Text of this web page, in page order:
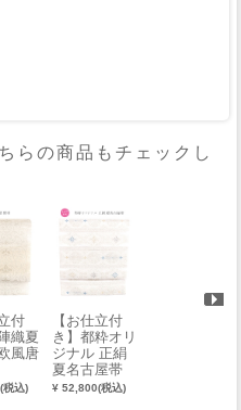
らの商品もチェックし
付
織夏
風唐
税込)
【お仕立付
き】都粋オリ
ジナル 正絹
夏名古屋帯
（横段吉祥
¥ 52,800(税込)